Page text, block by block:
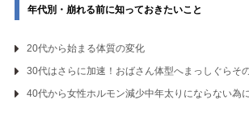
年代別・崩れる前に知っておきたいこと
20代から始まる体質の変化
30代はさらに加速！おばさん体型へまっしぐらそ
40代から女性ホルモン減少中年太りにならない為